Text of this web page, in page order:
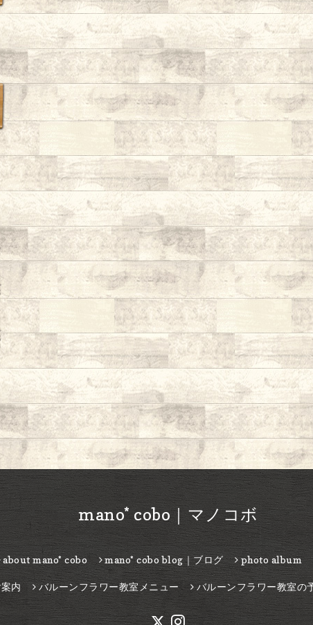
mano* cobo｜マノコボ
about mano* cobo mano* cobo blog｜ブログ photo album
内 バルーンフラワー教室メニュー バルーンフラワー教室の